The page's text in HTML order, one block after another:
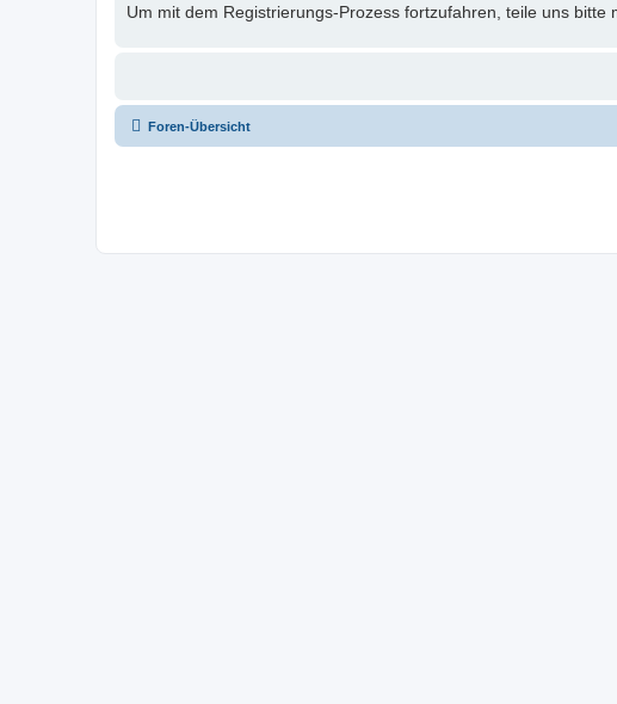
Um mit dem Registrierungs-Prozess fortzufahren, teile uns bitte
Foren-Übersicht